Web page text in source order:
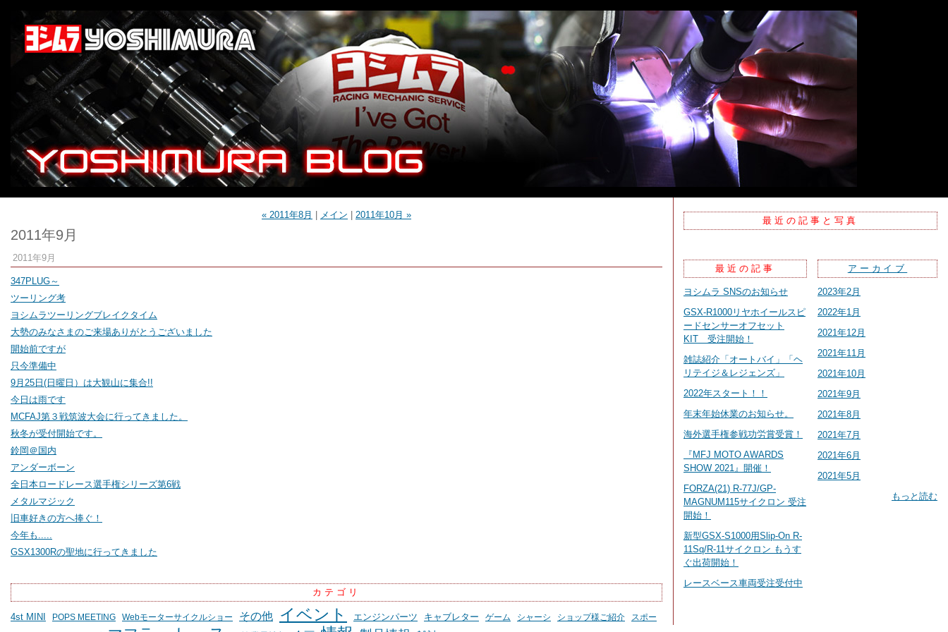
« 2011年8月 メイン 2011年10月 »
2011年9月
2011年9月
347PLUG～
ツーリング考
ヨシムラツーリングブレイクタイム
大勢のみなさまのご来場ありがとうございました
開始前ですが
只今準備中
9月25日(日曜日）は大観山に集合!!
今日は雨です
MCFAJ第３戦筑波大会に行ってきました。
秋冬が受付開始です。
鈴岡＠国内
アンダーボーン
全日本ロードレース選手権シリーズ第6戦
メタルマジック
旧車好きの方へ捧ぐ！
今年も.....
GSX1300Rの聖地に行ってきました
カテゴリ
4st MINI POPS MEETING Webモーターサイクルショー その他 イベント エンジンパーツ キャブレター ゲーム シャーシ ショップ様ご紹介 スポー
最近の記事と写真
最近の記事
ヨシムラ SNSのお知らせ
GSX-R1000リヤホイールスピ
ードセンサーオフセット
KIT 受注開始！
雑誌紹介「オートバイ」「ヘ
リテイジ＆レジェンズ」
2022年スタート！！
年末年始休業のお知らせ。
海外選手権参戦功労賞受賞！
『MFJ MOTO AWARDS
SHOW 2021』開催！
FORZA(21) R-77J/GP-
MAGNUM115サイクロン 受注
開始！
新型GSX-S1000用Slip-On R-
11Sq/R-11サイクロン もうす
ぐ出荷開始！
レースベース車両受注受付中
アーカイブ
2023年2月
2022年1月
2021年12月
2021年11月
2021年10月
2021年9月
2021年8月
2021年7月
2021年6月
2021年5月
もっと読む